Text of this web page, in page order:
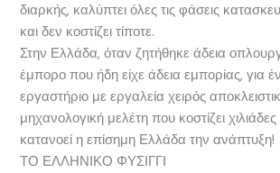
διαρκής, καλύπτει όλες τις φάσεις
και δεν κοστίζει τίποτε.
Στην Ελλάδα, όταν ζητήθηκε άδεια
έμπορο που ήδη είχε άδεια εμπορίας, για
εργαστήριο με εργαλεία χειρός
μηχανολογική μελέτη που κοστίζει
κατανοεί η επίσημη Ελλάδα την ανάπτυξη!
ΤΟ ΕΛΛΗΝΙΚΟ ΦΥΣΙΓΓΙ